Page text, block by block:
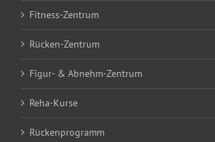
Fitness-Zentrum
Rücken-Zentrum
Figur- & Abnehm-Zentrum
Reha-Kurse
Rückenprogramm